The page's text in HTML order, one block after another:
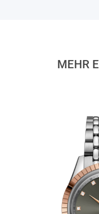
MEHR